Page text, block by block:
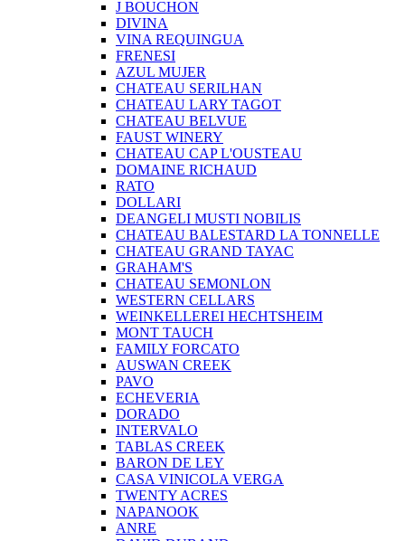
J BOUCHON
DIVINA
VINA REQUINGUA
FRENESI
AZUL MUJER
CHATEAU SERILHAN
CHATEAU LARY TAGOT
CHATEAU BELVUE
FAUST WINERY
CHATEAU CAP L'OUSTEAU
DOMAINE RICHAUD
RATO
DOLLARI
DEANGELI MUSTI NOBILIS
CHATEAU BALESTARD LA TONNELLE
CHATEAU GRAND TAYAC
GRAHAM'S
CHATEAU SEMONLON
WESTERN CELLARS
WEINKELLEREI HECHTSHEIM
MONT TAUCH
FAMILY FORCATO
AUSWAN CREEK
PAVO
ECHEVERIA
DORADO
INTERVALO
TABLAS CREEK
BARON DE LEY
CASA VINICOLA VERGA
TWENTY ACRES
NAPANOOK
ANRE